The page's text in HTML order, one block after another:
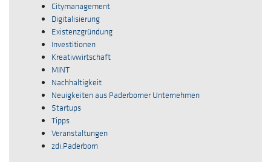
Citymanagement
Digitalisierung
Existenzgründung
Investitionen
Kreativwirtschaft
MINT
Nachhaltigkeit
Neuigkeiten aus Paderborner Unternehmen
Startups
Tipps
Veranstaltungen
zdi.Paderborn